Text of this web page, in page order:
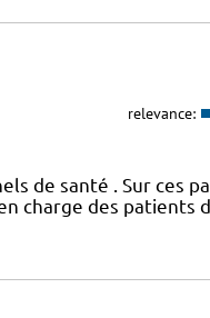
relevance:
de santé . Sur ces
charge des patients